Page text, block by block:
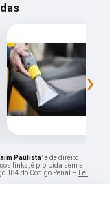
›
Paulista" é de direito
links, é proibida sem a
184 do Código Penal –
Lei